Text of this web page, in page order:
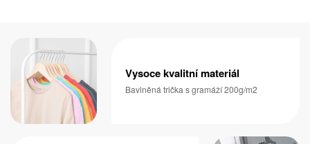
Vysoce kvalitní materiál
Bavlněná trička s gramáží 200g/m2